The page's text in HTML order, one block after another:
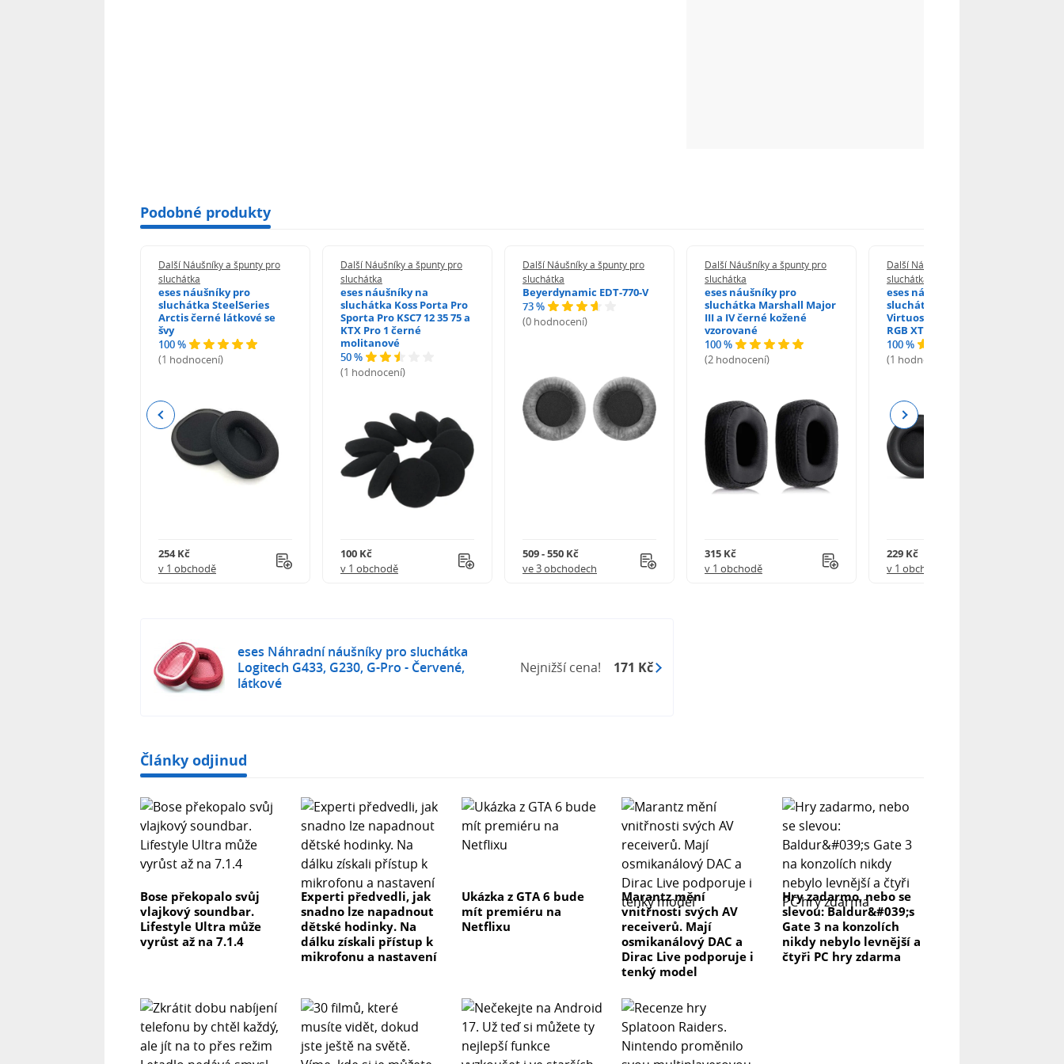
Podobné produkty
Další Náušníky a špunty pro
sluchátka
eses náušníky pro
sluchátka SteelSeries
Arctis černé látkové se
švy
100 %
(1 hodnocení)
254 Kč
v 1 obchodě
Další Náušníky a špunty pro
sluchátka
eses náušníky na
sluchátka Koss Porta Pro
Sporta Pro KSC7 12 35 75 a
KTX Pro 1 černé
molitanové
50 %
(1 hodnocení)
100 Kč
v 1 obchodě
Další Náušníky a špunty pro
sluchátka
Beyerdynamic EDT-770-V
73 %
(0 hodnocení)
509 - 550 Kč
ve 3 obchodech
Další Náušníky a špunty pro
sluchátka
eses náušníky pro
sluchátka Marshall Major
III a IV černé kožené
vzorované
100 %
(2 hodnocení)
315 Kč
v 1 obchodě
Další Náušníky a špunty pro
sluchátka
eses náušníky pro
sluchátka Corsair
Virtuoso RGB RGB SE a
RGB XT černé kožené
100 %
(1 hodnocení)
229 Kč
v 1 obchodě
Previous Next
eses Náhradní náušníky pro sluchátka
Logitech G433, G230, G-Pro - Červené,
látkové
Nejnižší cena! 171 Kč
Články odjinud
Bose překopalo svůj
vlajkový soundbar.
Lifestyle Ultra může
vyrůst až na 7.1.4
Experti předvedli, jak
snadno lze napadnout
dětské hodinky. Na
dálku získali přístup k
mikrofonu a nastavení
Ukázka z GTA 6 bude
mít premiéru na
Netflixu
Marantz mění
vnitřnosti svých AV
receiverů. Mají
osmikanálový DAC a
Dirac Live podporuje i
tenký model
Hry zadarmo, nebo se
slevou: Baldur&#039;s
Gate 3 na konzolích
nikdy nebylo levnější a
čtyři PC hry zdarma